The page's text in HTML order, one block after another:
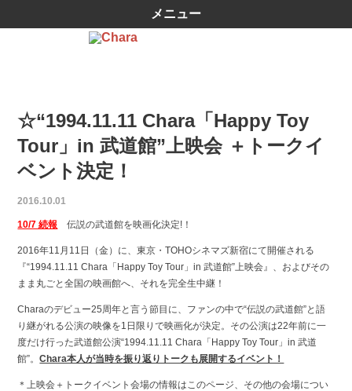
メニュー
☆“1994.11.11 Chara「Happy Toy
Tour」in 武道館”上映会 ＋トークイ
ベント決定！
2016.10.01
10/7 続報 伝説の武道館を映画化決定!！
2016年11月11日（金）に、東京・TOHOシネマズ新宿にて開催される
『“1994.11.11 Chara「Happy Toy Tour」in 武道館”上映会』、およびその
まま丸ごと全国の映画館へ、それを完全生中継！
Charaのデビュー25周年と言う節目に、ファンの中で“伝説の武道館”と語
り継がれる公演の映像を1日限りで映画化が決定。その公演は22年前に一
度だけ行った武道館公演“1994.11.11 Chara「Happy Toy Tour」in 武道
館”。Chara本人が当時を振り返りトークも展開するイベント！
＊上映会＋トークイベント会場の情報はこのページ、その他の会場につい